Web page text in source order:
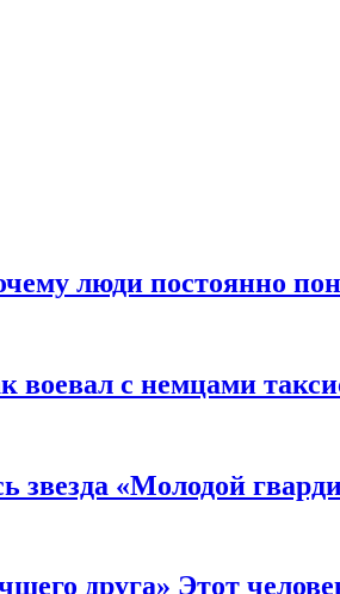
люди постоянно
воевал с немцами
звезда «Молодой
друга» Этот